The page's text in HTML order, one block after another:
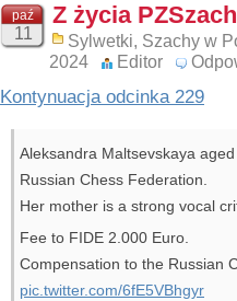
komentarzy
paź
11
Z życia
Sylwetki, Szachy w
2024
Editor
Kontynuacja odcinka 229
Aleksandra Maltsevskaya
Russian Chess Federation.
Her mother is a strong vocal
Fee to FIDE 2.000 Euro.
Compensation to the Russian
pic.twitter.com/6fE5VBhgyr